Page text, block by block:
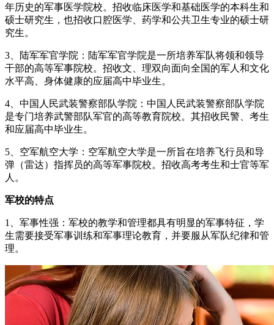
年历史的军事医学院校。招收临床医学和基础医学的本科生和
硕士研究生，也招收口腔医学、药学和公共卫生专业的硕士研
究生。
3、陆军军官学院：陆军军官学院是一所培养军队将领和领导
干部的高等军事院校。招收文、理双向面向全国的军人和文化
水平高、身体健康的应届高中毕业生。
4、中国人民武装警察部队学院：中国人民武装警察部队学院
是专门培养武警部队军官的高等教育院校。其招收民警、考生
和应届高中毕业生。
5、空军航空大学：空军航空大学是一所旨在培养飞行员和导
弹（雷达）指挥员的高等军事院校。招收高考考生和士官等军
人。
军校的特点
1、军事性强：军校的教学和管理都具有明显的军事特征，学
生需要接受军事训练和军事理论教育，并要服从军队纪律和管
理。